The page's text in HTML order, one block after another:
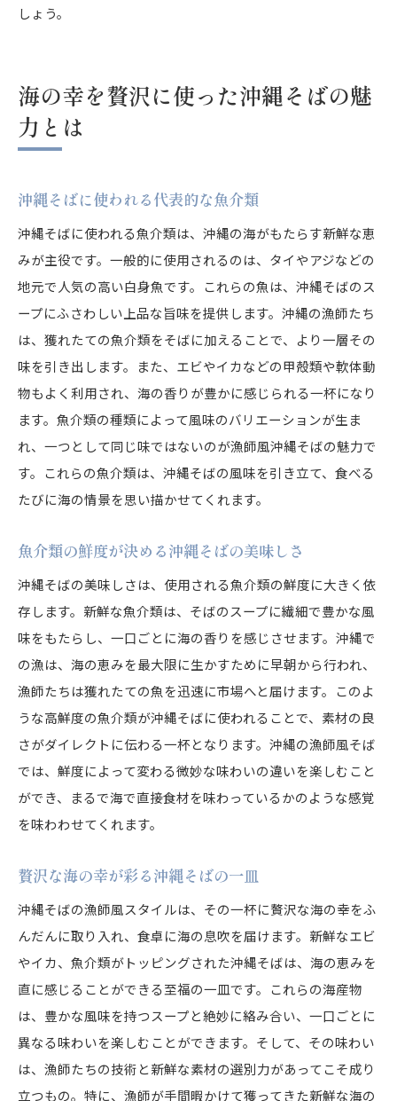
しょう。
海の幸を贅沢に使った沖縄そばの魅
力とは
沖縄そばに使われる代表的な魚介類
沖縄そばに使われる魚介類は、沖縄の海がもたらす新鮮な恵
みが主役です。一般的に使用されるのは、タイやアジなどの
地元で人気の高い白身魚です。これらの魚は、沖縄そばのス
ープにふさわしい上品な旨味を提供します。沖縄の漁師たち
は、獲れたての魚介類をそばに加えることで、より一層その
味を引き出します。また、エビやイカなどの甲殻類や軟体動
物もよく利用され、海の香りが豊かに感じられる一杯になり
ます。魚介類の種類によって風味のバリエーションが生ま
れ、一つとして同じ味ではないのが漁師風沖縄そばの魅力で
す。これらの魚介類は、沖縄そばの風味を引き立て、食べる
たびに海の情景を思い描かせてくれます。
魚介類の鮮度が決める沖縄そばの美味しさ
沖縄そばの美味しさは、使用される魚介類の鮮度に大きく依
存します。新鮮な魚介類は、そばのスープに繊細で豊かな風
味をもたらし、一口ごとに海の香りを感じさせます。沖縄で
の漁は、海の恵みを最大限に生かすために早朝から行われ、
漁師たちは獲れたての魚を迅速に市場へと届けます。このよ
うな高鮮度の魚介類が沖縄そばに使われることで、素材の良
さがダイレクトに伝わる一杯となります。沖縄の漁師風そば
では、鮮度によって変わる微妙な味わいの違いを楽しむこと
ができ、まるで海で直接食材を味わっているかのような感覚
を味わわせてくれます。
贅沢な海の幸が彩る沖縄そばの一皿
沖縄そばの漁師風スタイルは、その一杯に贅沢な海の幸をふ
んだんに取り入れ、食卓に海の息吹を届けます。新鮮なエビ
やイカ、魚介類がトッピングされた沖縄そばは、海の恵みを
直に感じることができる至福の一皿です。これらの海産物
は、豊かな風味を持つスープと絶妙に絡み合い、一口ごとに
異なる味わいを楽しむことができます。そして、その味わい
は、漁師たちの技術と新鮮な素材の選別力があってこそ成り
立つもの。特に、漁師が手間暇かけて獲ってきた新鮮な海の